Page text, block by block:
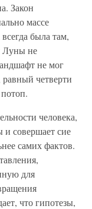
Закон
массе
была там,
Луны не
не мог
равный четверти
человека,
и совершает сие
самих фактов.
для
что гипотезы,